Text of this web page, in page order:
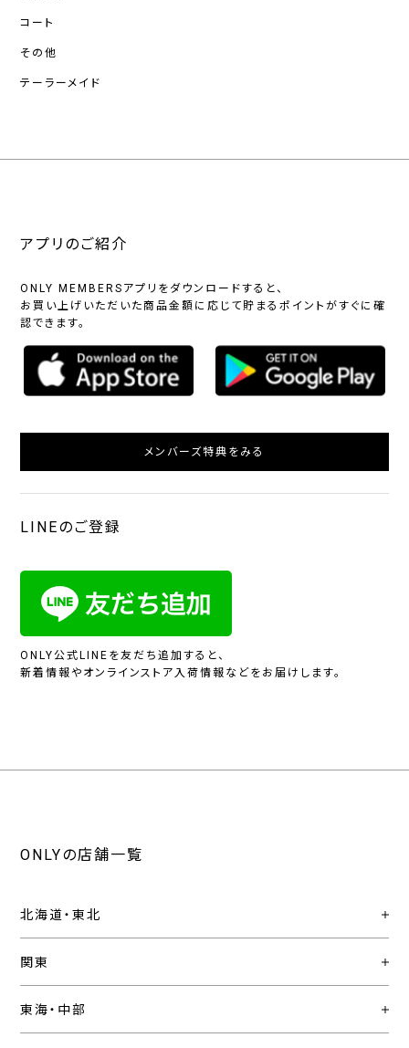
コート
その他
テーラーメイド
アプリのご紹介
ONLY MEMBERSアプリをダウンロードすると、
お買い上げいただいた商品金額に応じて貯まるポイントがすぐに確
認できます。
メンバーズ特典をみる
LINEのご登録
ONLY公式LINEを友だち追加すると、
新着情報やオンラインストア入荷情報などをお届けします。
ONLYの店舗一覧
北海道・東北
関東
東海・中部